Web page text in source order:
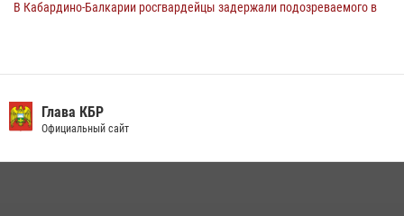
В Кабардино-Балкарии росгвардейцы задержали подозреваемого в
округе Росгвардии
09 июля 2026, 08:36
Глава КБР
Официальный сайт